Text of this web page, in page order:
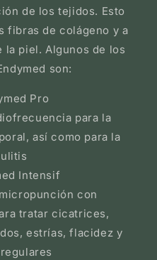
de los tejidos. Esto
fibras de colágeno y a
la piel. Algunos de los
son:
Pro
para la
así como para la
Intensif
con
tratar cicatrices,
estrías, flacidez y